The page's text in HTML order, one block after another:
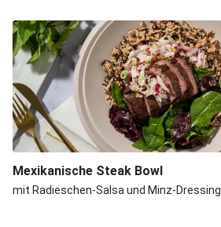
Mexikanische Steak Bowl
mit Radieschen-Salsa und Minz-Dressing